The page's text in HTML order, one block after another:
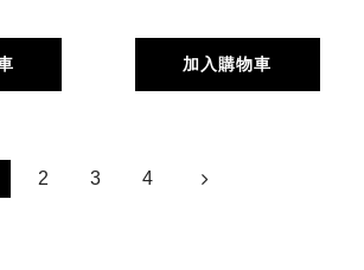
加入購物車
2 3 4